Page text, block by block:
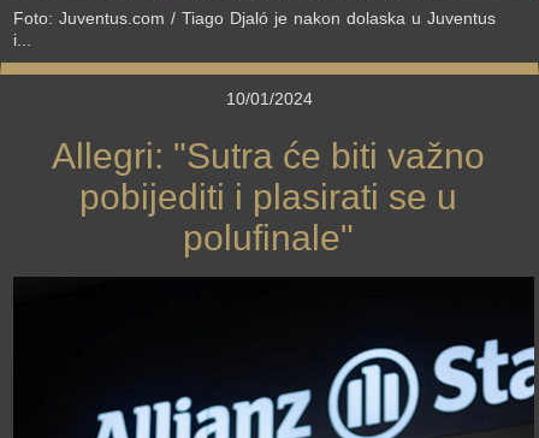
Foto: Juventus.com / Tiago Djaló je nakon dolaska u Juventus
i...
10/01/2024
Allegri: "Sutra će biti važno
pobijediti i plasirati se u
polufinale"